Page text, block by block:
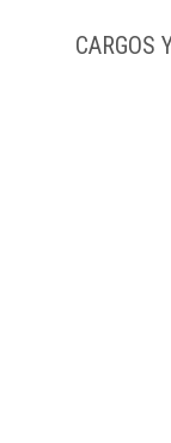
CARGOS